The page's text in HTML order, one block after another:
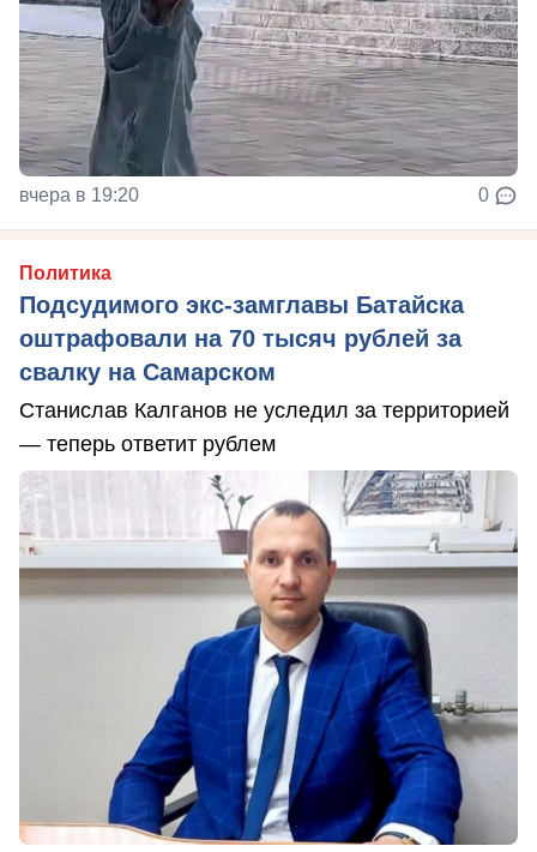
вчера в 19:20 0
Политика
Подсудимого экс-замглавы Батайска
оштрафовали на 70 тысяч рублей за
свалку на Самарском
Станислав Калганов не уследил за территорией
— теперь ответит рублем